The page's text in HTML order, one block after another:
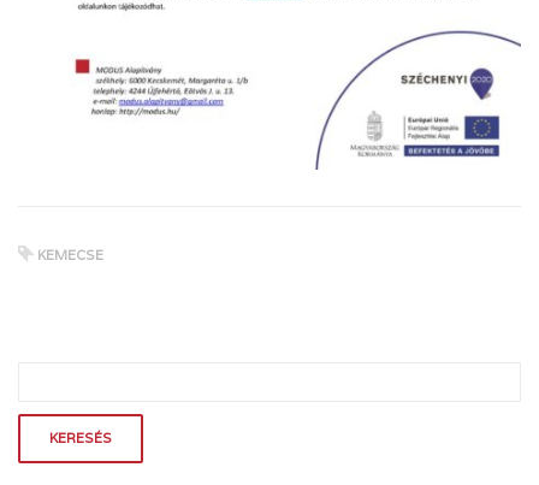
KEMECSE